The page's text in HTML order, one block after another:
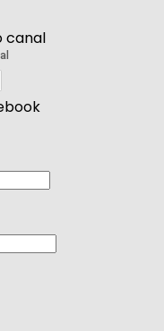
canal